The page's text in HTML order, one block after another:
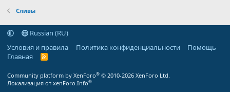
Сливы
Russian (RU)
Условия и правила
Политика конфиденциальности
Помощь
Главная
R
Community platform by XenForo® © 2010-2026 XenForo Ltd.
Локализация от xenForo.Info®